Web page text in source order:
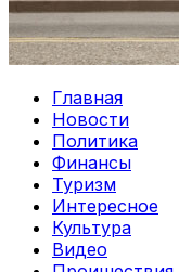
Главная
Новости
Политика
Финансы
Туризм
Интересное
Культура
Видео